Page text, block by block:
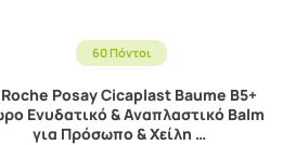
60 Πόντοι
Roche Posay Cicaplast Baume B5+
Ενυδατικό & Αναπλαστικό Balm
για Πρόσωπο & Χείλη …